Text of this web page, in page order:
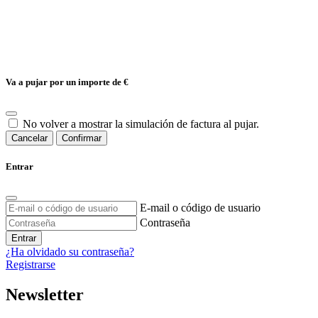
Va a pujar por un importe de €
No volver a mostrar la simulación de factura al pujar.
Cancelar Confirmar
Entrar
E-mail o código de usuario
Contraseña
Entrar
¿Ha olvidado su contraseña?
Registrarse
Newsletter